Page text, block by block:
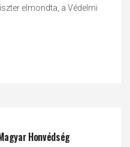
elmondta, a Védelmi
Honvédség